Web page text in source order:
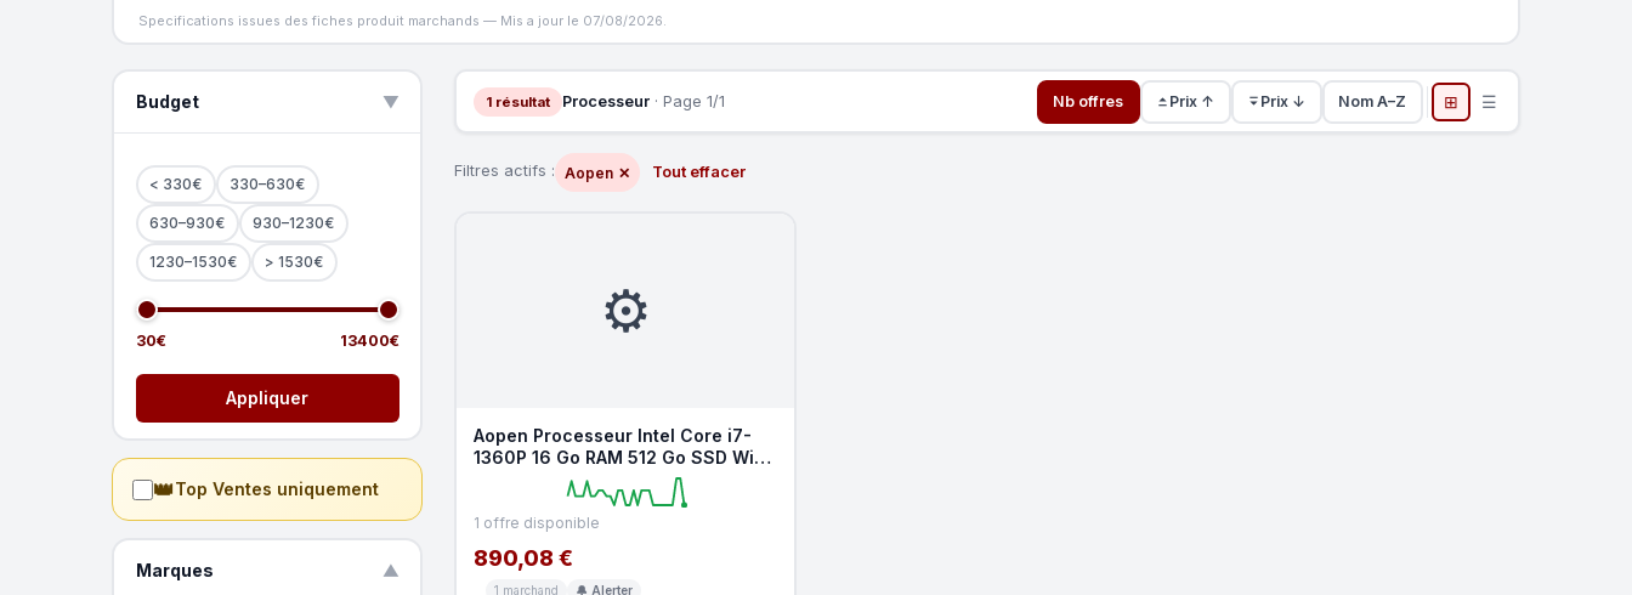
Specifications issues des fiches produit marchands — Mis a jour le 07/08/2026.
Budget ▲
< 330€ 330–630€
630–930€ 930–1230€
1230–1530€ > 1530€
30€ 13400€
Appliquer
👑Top Ventes uniquement
Marques ▼
1 résultat Processeur· Page 1/1 Nb offres Prix ↑ Prix ↓ Nom A–Z ⊞ ☰
Filtres actifs : Aopen ✕ Tout effacer
⚙️
Aopen Processeur Intel Core i7-
1360P 16 Go RAM 512 Go SSD Wi-Fi
Bluetooth HDMI E
1 offre disponible
890,08 €
1 marchand
🔔 Alerter